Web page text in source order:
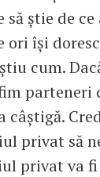
știe de ce
își
cum.
parteneri
privat să
privat va fi